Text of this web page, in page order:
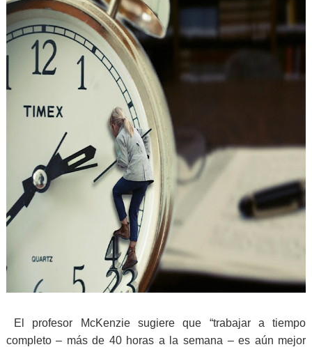
El profesor McKenzie sugiere que “trabajar a tiempo
completo – más de 40 horas a la semana – es aún mejor